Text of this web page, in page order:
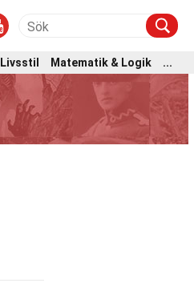
Livsstil Matematik & Logik
...